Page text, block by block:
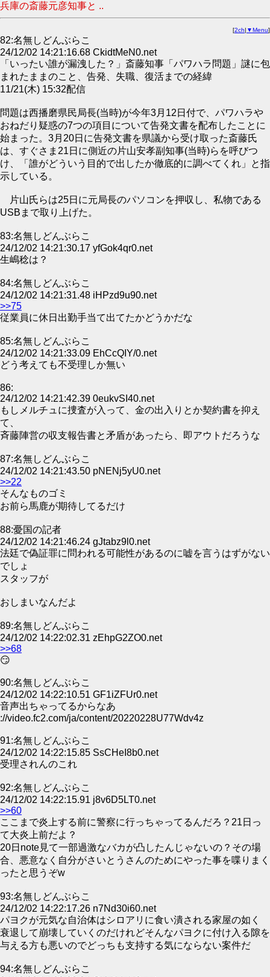
兵庫の斎藤元彦知事と ..
[2ch| ▼Menu]
82:名無しどんぶらこ
24/12/02 14:21:16.68 CkidtMeN0.net
「いったい誰が漏洩した？」斎藤知事「パワハラ問題」謎に包
まれたままのこと、告発、失職、復活までの経緯
11/21(木) 15:32配信
問題は西播磨県民局長(当時)が今年3月12日付で、パワハラや
おねだり疑惑の7つの項目について告発文書を配布したことに
始まった。3月20日に告発文書を県議から受け取った斎藤氏
は、すぐさま21日に側近の片山安孝副知事(当時)らを呼びつ
け、「誰がどういう目的で出したか徹底的に調べてくれ」と指
示している。
片山氏らは25日に元局長のパソコンを押収し、私物である
USBまで取り上げた。
83:名無しどんぶらこ
24/12/02 14:21:30.17 yfGok4qr0.net
生嶋稔は？
84:名無しどんぶらこ
24/12/02 14:21:31.48 iHPzd9u90.net
>>75
従業員に休日出勤手当て出てたかどうかだな
85:名無しどんぶらこ
24/12/02 14:21:33.09 EhCcQIY/0.net
どう考えても不受理しか無い
86:
24/12/02 14:21:42.39 0eukvSI40.net
もしメルチュに捜査が入って、金の出入りとか契約書を抑え
て、
斉藤陣営の収支報告書と矛盾があったら、即アウトだろうな
87:名無しどんぶらこ
24/12/02 14:21:43.50 pNENj5yU0.net
>>22
そんなものゴミ
お前ら馬鹿が期待してるだけ
88:憂国の記者
24/12/02 14:21:46.24 gJtabz9l0.net
法廷で偽証罪に問われる可能性があるのに嘘を言うはずがない
でしょ
スタッフが
おしまいなんだよ
89:名無しどんぶらこ
24/12/02 14:22:02.31 zEhpG2ZO0.net
>>68
😏
90:名無しどんぶらこ
24/12/02 14:22:10.51 GF1iZFUr0.net
音声出ちゃってるからなあ
://video.fc2.com/ja/content/20220228U77Wdv4z
91:名無しどんぶらこ
24/12/02 14:22:15.85 SsCHeI8b0.net
受理されんのこれ
92:名無しどんぶらこ
24/12/02 14:22:15.91 j8v6D5LT0.net
>>60
ここまで炎上する前に警察に行っちゃってるんだろ？21日っ
て大炎上前だよ？
20日note見て一部過激なバカが凸したんじゃないの？その場
合、悪意なく自分がさいとうさんのためにやった事を喋りまく
ったと思うぞw
93:名無しどんぶらこ
24/12/02 14:22:17.26 n7Nd30i60.net
パヨクが元気な自治体はシロアリに食い潰される家屋の如く
衰退して崩壊していくのだけれどそんなパヨクに付け入る隙を
与える方も悪いのでどっちも支持する気にならない案件だ
94:名無しどんぶらこ